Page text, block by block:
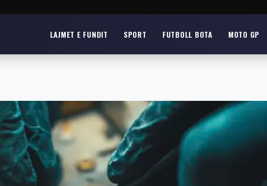
LAJMET E FUNDIT SPORT FUTBOLL BOTA MOTO GP